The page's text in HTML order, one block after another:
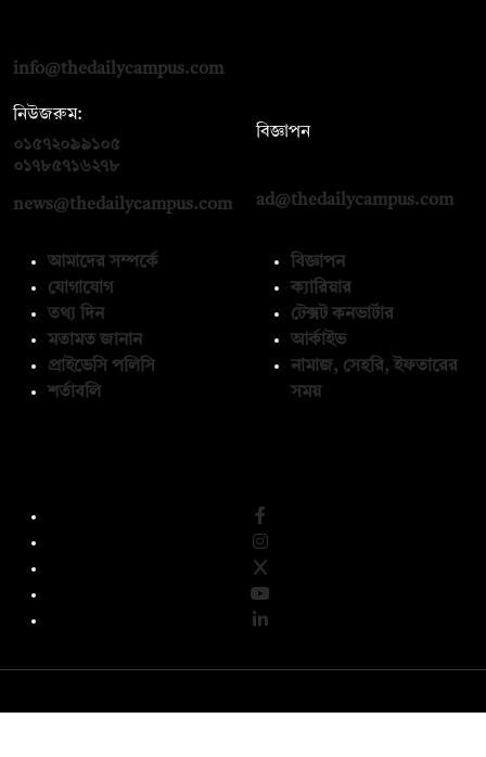
info@thedailycampus.com
নিউজরুম:
০১৫৭২০৯৯১০৫
০১৭৮৫৭১৬২৭৮
news@thedailycampus.com
বিজ্ঞাপন
ad@thedailycampus.com
আমাদের সম্পর্কে
যোগাযোগ
তথ্য দিন
মতামত জানান
প্রাইভেসি পলিসি
শর্তাবলি
বিজ্ঞাপন
ক্যারিয়ার
টেক্সট কনভার্টার
আর্কাইভ
নামাজ, সেহরি, ইফতারের
সময়